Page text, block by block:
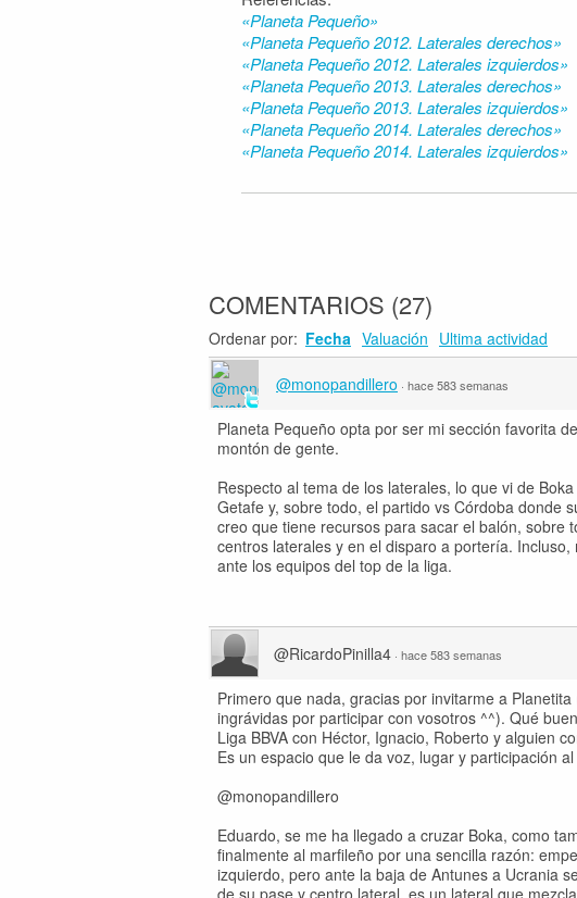
«Planeta Pequeño»
«Planeta Pequeño 2012. Laterales derechos»
«Planeta Pequeño 2012. Laterales izquierdos»
«Planeta Pequeño 2013. Laterales derechos»
«Planeta Pequeño 2013. Laterales izquierdos»
«Planeta Pequeño 2014. Laterales derechos»
«Planeta Pequeño 2014. Laterales izquierdos»
COMENTARIOS (27)
Ordenar por: Fecha Valuación Ultima actividad
@monopandillero · hace 583 semanas
Planeta Pequeño opta por ser mi sección favorita
montón de gente.
Respecto al tema de los laterales, lo que vi de
Getafe y, sobre todo, el partido vs Córdoba donde
creo que tiene recursos para sacar el balón, sobre
centros laterales y en el disparo a portería.
ante los equipos del top de la liga.
@RicardoPinilla4 · hace 583 semanas
Primero que nada, gracias por invitarme a
ingrávidas por participar con vosotros ^^). Qué
Liga BBVA con Héctor, Ignacio, Roberto y alguien
Es un espacio que le da voz, lugar y participación
@monopandillero
Eduardo, se me ha llegado a cruzar Boka, como
finalmente al marfileño por una sencilla razón:
izquierdo, pero ante la baja de Antunes a Ucrania
de su pase y centro lateral, es un lateral que